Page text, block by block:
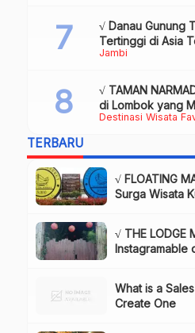
Jambi
√ Danau Gunung
Tertinggi di Asia
Daya Tarik & Tips
Destinasi Wisata
√ TAMAN
di Lombok yang
Keindahan Alam
TERBARU
√ FLOATING
Surga Wisata
√ THE LODGE
Instagramable
What is a
Create One